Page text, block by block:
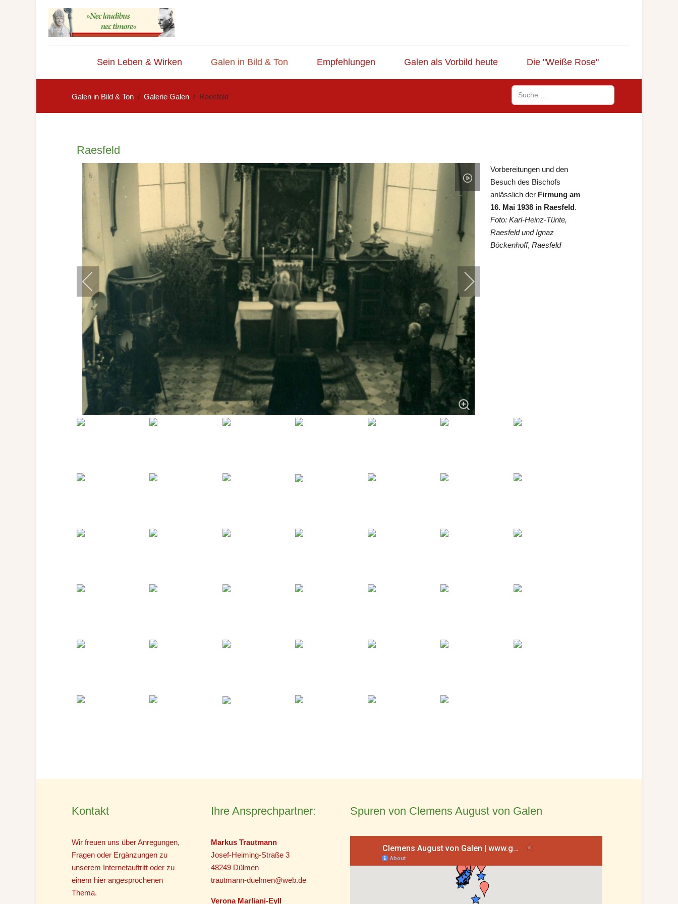
Sein Leben & Wirken Galen in Bild & Ton Empfehlungen Galen als Vorbild heute Die "Weiße Rose"
Galen in Bild & Ton Galerie Galen Raesfeld
Suchen
Raesfeld
Vorbereitungen und den
Besuch des Bischofs
anlässlich der Firmung am
16. Mai 1938 in Raesfeld.
Foto: Karl-Heinz-Tünte,
Raesfeld undIgnaz
Böckenhoff,Raesfeld
Kontakt
Wir freuen uns über Anregungen,
Fragen oder Ergänzungen zu
unserem Internetauftritt oder zu
einem hier angesprochenen
Thema.
Ihre Ansprechpartner:
Markus Trautmann
Josef-Heiming-Straße 3
48249 Dülmen
trautmann-duelmen@web.de
Verona Marliani-Eyll
Spuren von Clemens August von Galen